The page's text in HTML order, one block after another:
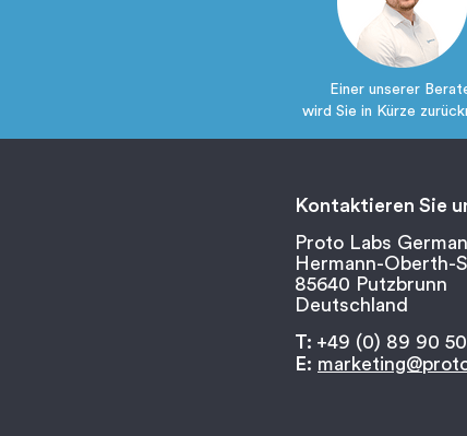
Einer unserer
wird Sie in Kürze
Kontaktieren Sie
Proto Labs
Hermann-Oberth-
85640 Putzbrunn
Deutschland
T: +49 (0) 89 90
E: